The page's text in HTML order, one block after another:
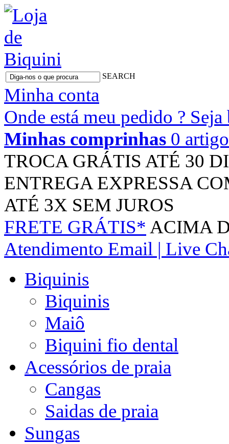
SEARCH
Minha conta
Onde está meu pedido ?
Minhas comprinhas 0
TROCA GRÁTIS ATÉ 30
ENTREGA EXPRESSA
ATÉ 3X SEM JUROS
FRETE GRÁTIS* ACIMA
Atendimento Email | Live
Biquinis
Biquinis
Maiô
Biquini fio dental
Acessórios de praia
Cangas
Saidas de praia
Sungas